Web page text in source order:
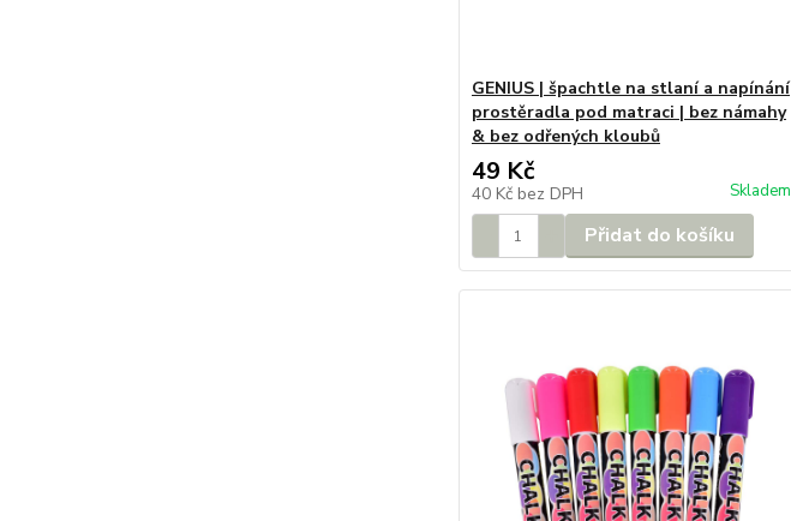
GENIUS | špachtle na stlaní a napínání
prostěradla pod matraci | bez námahy
& bez odřených kloubů
49 Kč
40 Kč bez DPH Skladem
Přidat do košíku